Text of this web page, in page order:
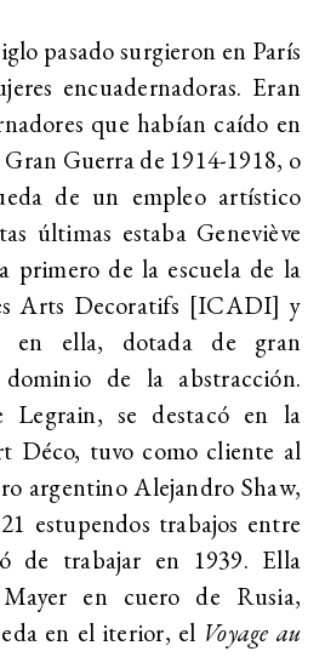
pasado surgieron en París
encuadernadoras. Eran
que habían caído en
Guerra de 1914-1918, o
de un empleo artístico
últimas estaba Geneviève
primero de la escuela de la
Arts Decoratifs [ICADI] y
en ella, dotada de gran
de la abstracción.
Legrain, se destacó en la
Déco, tuvo como cliente al
argentino Alejandro Shaw,
estupendos trabajos entre
de trabajar en 1939. Ella
en cuero de Rusia,
en el iterior, el Voyage au